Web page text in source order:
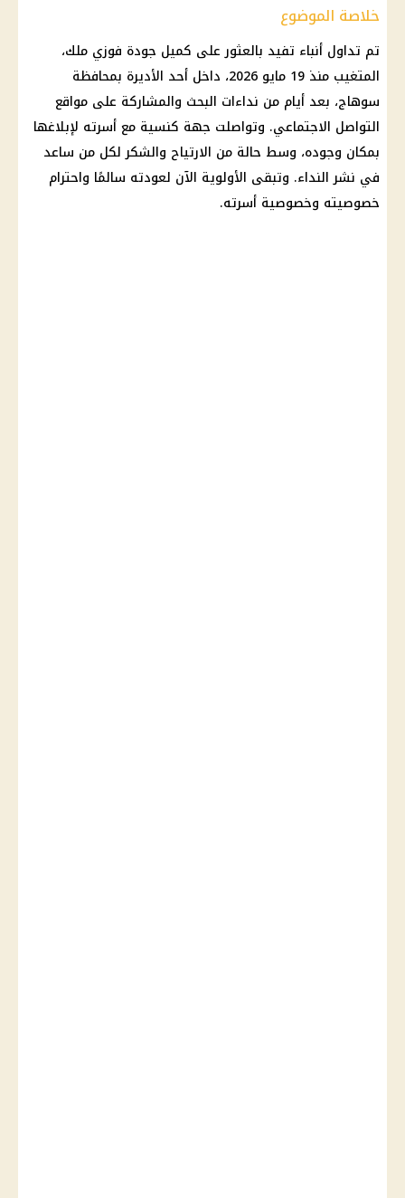
خلاصة الموضوع
تم تداول أنباء تفيد بالعثور على كميل جودة فوزي ملك،
المتغيب منذ 19 مايو 2026، داخل أحد الأديرة بمحافظة
سوهاج، بعد أيام من نداءات البحث والمشاركة على مواقع
التواصل الاجتماعي. وتواصلت جهة كنسية مع أسرته لإبلاغها
بمكان وجوده، وسط حالة من الارتياح والشكر لكل من ساعد
في نشر النداء. وتبقى الأولوية الآن لعودته سالمًا واحترام
خصوصيته وخصوصية أسرته.